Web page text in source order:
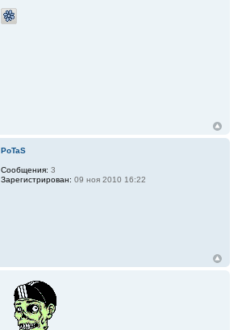
PoTaS
Сообщения: 3
Зарегистрирован: 09 ноя 2010 16:22